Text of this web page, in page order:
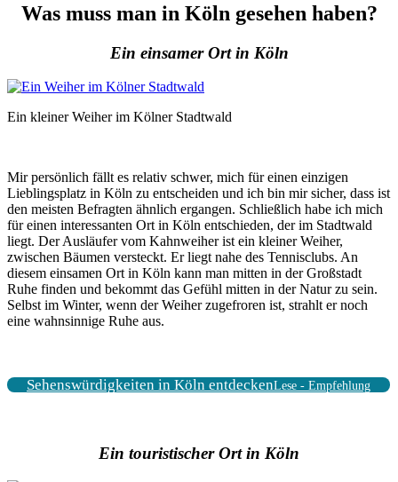
Was muss man in Köln gesehen haben?
Ein einsamer Ort in Köln
Ein kleiner Weiher im Kölner Stadtwald
Mir persönlich fällt es relativ schwer, mich für einen einzigen
Lieblingsplatz in Köln zu entscheiden und ich bin mir sicher, dass ist
den meisten Befragten ähnlich ergangen. Schließlich habe ich mich
für einen interessanten Ort in Köln entschieden, der im Stadtwald
liegt. Der Ausläufer vom Kahnweiher ist ein kleiner Weiher,
zwischen Bäumen versteckt. Er liegt nahe des Tennisclubs. An
diesem einsamen Ort in Köln kann man mitten in der Großstadt
Ruhe finden und bekommt das Gefühl mitten in der Natur zu sein.
Selbst im Winter, wenn der Weiher zugefroren ist, strahlt er noch
eine wahnsinnige Ruhe aus.
Sehenswürdigkeiten in Köln entdeckenLese - Empfehlung
Ein touristischer Ort in Köln